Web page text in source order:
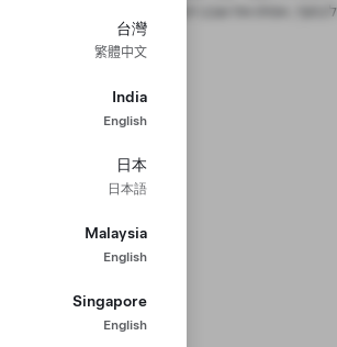
台灣
繁體中文
India
English
日本
日本語
Malaysia
English
Singapore
English
לבסוף, אמתו את שבב הסיליקון והביאו אותו לייצור